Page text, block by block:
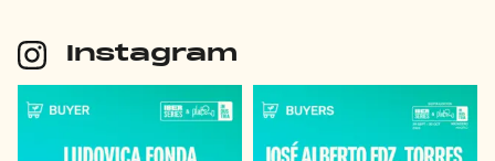
Instagram